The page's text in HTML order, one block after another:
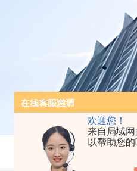
欢迎您！
来自局域
以帮助您的